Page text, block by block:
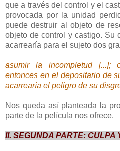
que a través del control y el
provocada por la unidad
puede destruir al objeto de
objeto de control y castigo. Su
acarrearía para el sujeto dos
asumir la incompletud [...];
entonces en el depositario de
acarrearía el peligro de su
Nos queda así planteada la
parte de la película nos ofrece.
II. SEGUNDA PARTE: CULPA